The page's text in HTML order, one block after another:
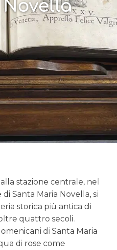
stazione centrale, nel
Santa Maria Novella, si
storica più antica di
quattro secoli.
di Santa Maria
di rose come